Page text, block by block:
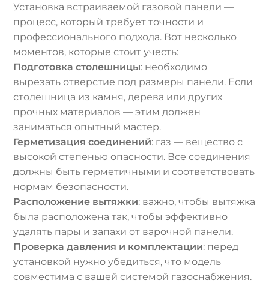
Установка встраиваемой газовой панели —
процесс, который требует точности и
профессионального подхода. Вот несколько
моментов, которые стоит учесть:
Подготовка столешницы: необходимо
вырезать отверстие под размеры панели. Если
столешница из камня, дерева или других
прочных материалов — этим должен
заниматься опытный мастер.
Герметизация соединений: газ — вещество с
высокой степенью опасности. Все соединения
должны быть герметичными и соответствовать
нормам безопасности.
Расположение вытяжки: важно, чтобы вытяжка
была расположена так, чтобы эффективно
удалять пары и запахи от варочной панели.
Проверка давления и комплектации: перед
установкой нужно убедиться, что модель
совместима с вашей системой газоснабжения.